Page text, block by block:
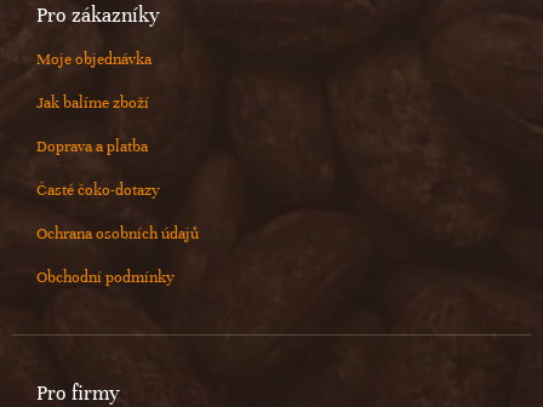
Pro zákazníky
Moje objednávka
Jak balíme zboží
Doprava a platba
Časté čoko-dotazy
Ochrana osobních údajů
Obchodní podmínky
Pro firmy